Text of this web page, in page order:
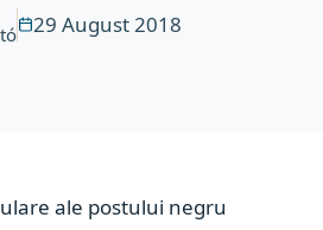
29 August 2018
ale postului negru